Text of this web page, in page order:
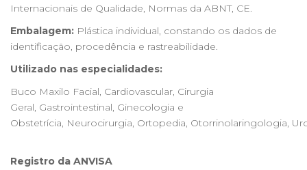
Internacionais de Qualidade, Normas da ABNT, CE.
Embalagem: Plástica individual, constando os dados de
identificação, procedência e rastreabilidade.
Utilizado nas especialidades:
Buco Maxilo Facial, Cardiovascular, Cirurgia
Geral, Gastrointestinal, Ginecologia e
Obstetrícia, Neurocirurgia, Ortopedia, Otorrinolaringologia,
Registro da ANVISA